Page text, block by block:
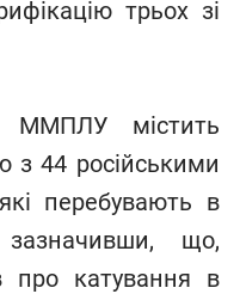
трьох зі
ММПЛУ містить
з 44 російськими
перебувають в
зазначивши, що,
про катування в